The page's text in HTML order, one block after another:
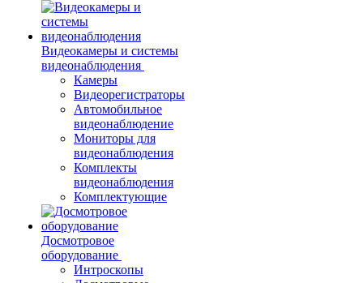
Видеокамеры и системы
видеонаблюдения
Камеры
Видеорегистраторы
Автомобильное
видеонаблюдение
Мониторы для
видеонаблюдения
Комплекты
видеонаблюдения
Комплектующие
Досмотровое
оборудование
Интроскопы